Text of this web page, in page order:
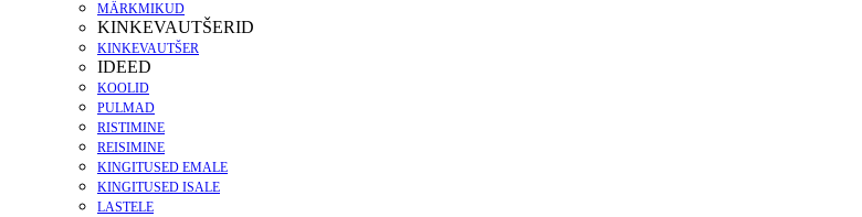
MÄRKMIKUD
KINKEVAUTŠERID
KINKEVAUTŠER
IDEED
KOOLID
PULMAD
RISTIMINE
REISIMINE
KINGITUSED EMALE
KINGITUSED ISALE
LASTELE